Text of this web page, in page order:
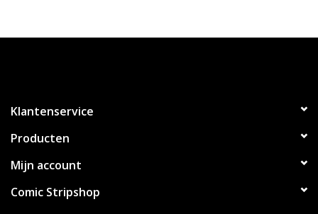
Klantenservice
Producten
Mijn account
Comic Stripshop